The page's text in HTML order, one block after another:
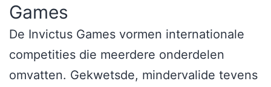
Games
De Invictus Games vormen internationale
competities die meerdere onderdelen
omvatten. Gekwetsde, mindervalide tevens